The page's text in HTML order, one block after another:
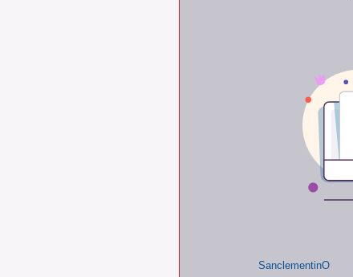
SanclementinO